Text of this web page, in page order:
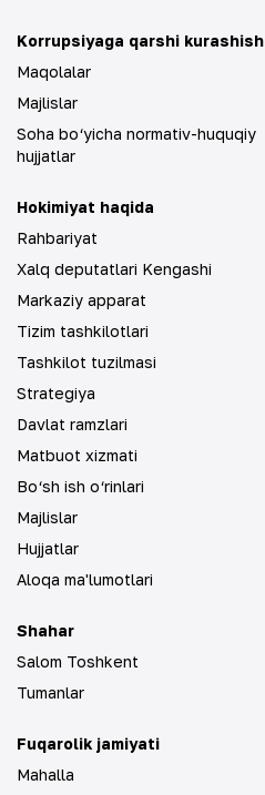
Korrupsiyaga qarshi kurashish
Maqolalar
Majlislar
Soha bo‘yicha normativ-huquqiy
hujjatlar
Hokimiyat haqida
Rahbariyat
Xalq deputatlari Kengashi
Markaziy apparat
Tizim tashkilotlari
Tashkilot tuzilmasi
Strategiya
Davlat ramzlari
Matbuot xizmati
Bo‘sh ish o‘rinlari
Majlislar
Hujjatlar
Aloqa ma'lumotlari
Shahar
Salom Toshkent
Tumanlar
Fuqarolik jamiyati
Mahalla